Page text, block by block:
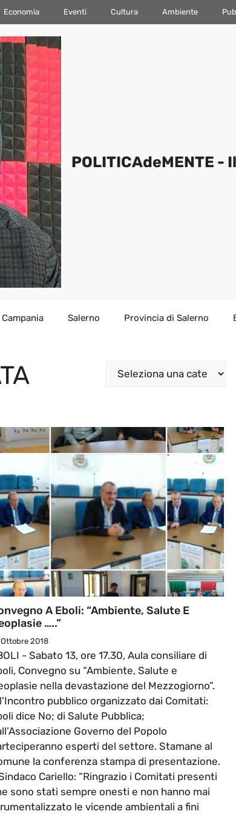
Economia Eventi Cultura Ambiente
POLITICAdeMENTE -
Campania Salerno Provincia di Salerno
Categorie
A Eboli: “Ambiente, Salute E
…..”
Ottobre 2018
- Sabato 13, ore 17.30, Aula consiliare di
Convegno su “Ambiente, Salute e
nella devastazione del Mezzogiorno”.
pubblico organizzato dai Comitati:
dice No; di Salute Pubblica;
Governo del Popolo
esperti del settore. Stamane al
la conferenza stampa di presentazione.
Cariello: “Ringrazio i Comitati presenti
sono stati sempre onesti e non hanno mai
le vicende ambientali a fini